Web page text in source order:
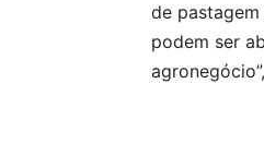
de
podem ser